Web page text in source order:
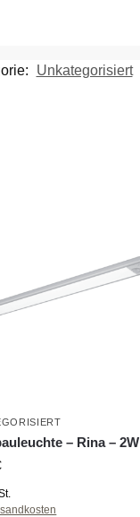
Unkategorisiert
– Rina – 2W